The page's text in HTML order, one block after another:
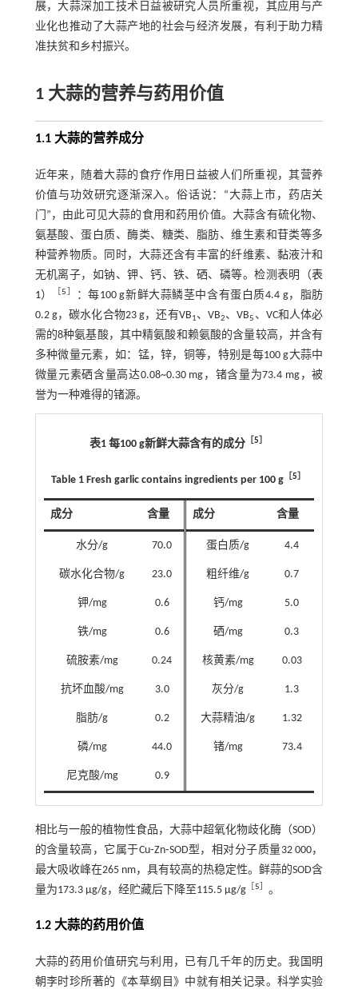
展，大蒜深加工技术日益被研究人员所重视，其应用与产
业化也推动了大蒜产地的社会与经济发展，有利于助力精
准扶贫和乡村振兴。
1 大蒜的营养与药用价值
1.1 大蒜的营养成分
近年来，随着大蒜的食疗作用日益被人们所重视，其营养
价值与功效研究逐渐深入。俗话说：“大蒜上市，药店关
门”，由此可见大蒜的食用和药用价值。大蒜含有硫化物、
氨基酸、蛋白质、酶类、糖类、脂肪、维生素和苷类等多
种营养物质。同时，大蒜还含有丰富的纤维素、黏液汁和
无机离子，如钠、钾、钙、铁、硒、磷等。检测表明（表
1） ［5
：每100 g新鲜大蒜鳞茎中含有蛋白质4.4 g，脂肪
0.2 g，碳水化合物23 g，还有VB1、VB2、VB5 、VC和人体必
需的8种氨基酸，其中精氨酸和赖氨酸的含量较高，并含有
多种微量元素，如：锰，锌，铜等，特别是每100 g大蒜中
微量元素硒含量高达0.08~0.30 mg，锗含量为73.4 mg，被
誉为一种难得的锗源。
表1 每100 g新鲜大蒜含有的成分 ［5］
Table 1 Fresh garlic contains ingredients per 100 g ［5］
成分 含量 成分 含量
水分/g 70.0 蛋白质/g 4.4
碳水化合物/g 23.0 粗纤维/g 0.7
钾/mg 0.6 钙/mg 5.0
铁/mg 0.6 硒/mg 0.3
硫胺素/mg 0.24 核黄素/mg 0.03
抗坏血酸/mg 3.0 灰分/g 1.3
脂肪/g 0.2 大蒜精油/g 1.32
磷/mg 44.0 锗/mg 73.4
尼克酸/mg 0.9
相比与一般的植物性食品，大蒜中超氧化物歧化酶（SOD）
的含量较高，它属于Cu⁃Zn⁃SOD型，相对分子质量32 000，
最大吸收峰在265 nm，具有较高的热稳定性。鲜蒜的SOD含
量为173.3 μg/g，经贮藏后下降至115.5 μg/g［ 5 。
1.2 大蒜的药用价值
大蒜的药用价值研究与利用，已有几千年的历史。我国明
朝李时珍所著的《本草纲目》中就有相关记录。科学实验